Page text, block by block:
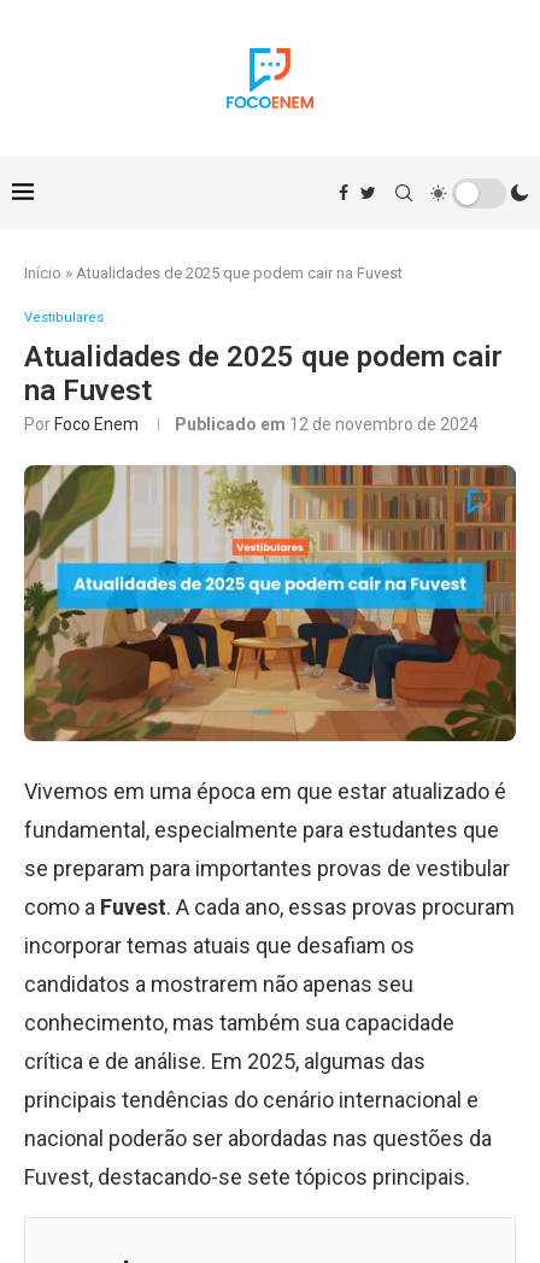
Início » Atualidades de 2025 que podem cair na Fuvest
Vestibulares
Atualidades de 2025 que podem cair
na Fuvest
Por Foco Enem Publicado em 12 de novembro de 2024
Vivemos em uma época em que estar atualizado é
fundamental, especialmente para estudantes que
se preparam para importantes provas de vestibular
como a Fuvest. A cada ano, essas provas procuram
incorporar temas atuais que desafiam os
candidatos a mostrarem não apenas seu
conhecimento, mas também sua capacidade
crítica e de análise. Em 2025, algumas das
principais tendências do cenário internacional e
nacional poderão ser abordadas nas questões da
Fuvest, destacando-se sete tópicos principais.